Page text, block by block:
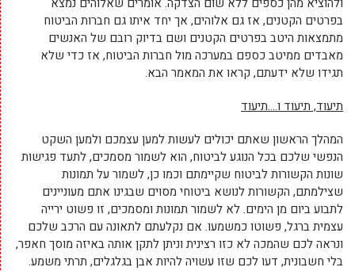
בפרטים הקטנים, אז גם אלוהים, אך יחד איתו גם חברות הביטוח
מתמצאות היטב בפרטים הקטנים ושם בדיוק רובם של האנשים
מאבדים ממיטב כספם במערכה מול חברות הביטוח, אז כדי שלא
תגידו שלא ידעתם, קראו את המאמר הבא.
תיעוד, תיעוד ו….תיעוד
המהלך הראשון שאתם יכולים לעשות למען עצמכם ולמען השקט
הנפשי שלכם בכל הנוגע לביטוח, הוא לשמור מסמכים, לתעד פגישות
שונות הקשורות לביטוח שקיימתם וכמו כן, לשמור על תמונות
שצילמתם, הקשורות לנושא ביטוחי מסוים שבגינו אתם מעוניינים
לתבוע ביום מן הימים. לא לשמור תמונות ומסמכים, זו פשוט ירייה
עצמית ברגל, פשוטו כמשמעו. אם נקלעתם לתאונה עם הרכב שלכם
ונראה לכם שהמכה לא כזו רצינית וניתן לתקן אותה באיזה מוסך חאפר,
בלי חשבונית, דעו לכם שזו עשויה להיות אבן בגלגלים, תרתי משמע.